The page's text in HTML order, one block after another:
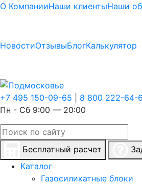
О КомпанииНаши клиентыНаши
НовостиОтзывыБлогКалькулятор
+7 495 150-09-65
8 800 222-64-
Пн - Сб 9:00 — 20:00
Бесплатный расчет
Каталог
Газосиликатные блоки